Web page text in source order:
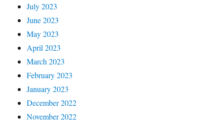
July 2023
June 2023
May 2023
April 2023
March 2023
February 2023
January 2023
December 2022
November 2022